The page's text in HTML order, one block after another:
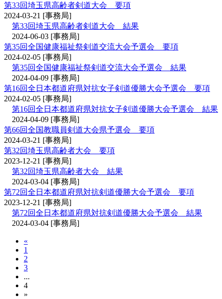
第33回埼玉県高齢者剣道大会 要項
2024-03-21 [事務局]
第33回埼玉県高齢者剣道大会 結果
2024-06-03 [事務局]
第35回全国健康福祉祭剣道交流大会予選会 要項
2024-02-05 [事務局]
第35回全国健康福祉祭剣道交流大会予選会 結果
2024-04-09 [事務局]
第16回全日本都道府県対抗女子剣道優勝大会予選会 要項
2024-02-05 [事務局]
第16回全日本都道府県対抗女子剣道優勝大会予選会 結果
2024-04-09 [事務局]
第66回全国教職員剣道大会県予選会 要項
2024-03-21 [事務局]
第32回埼玉県高齢者大会 要項
2023-12-21 [事務局]
第32回埼玉県高齢者大会 結果
2024-03-04 [事務局]
第72回全日本都道府県対抗剣道優勝大会予選会 要項
2023-12-21 [事務局]
第72回全日本都道府県対抗剣道優勝大会予選会 結果
2024-03-04 [事務局]
«
1
2
3
...
4
»